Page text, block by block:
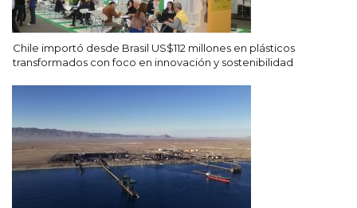
Chile importó desde Brasil US$112 millones en plásticos
transformados con foco en innovación y sostenibilidad